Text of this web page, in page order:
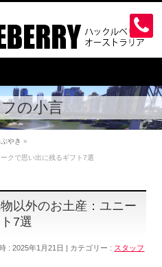
の小言
やき »
クで思い出に残るギフト7選
以外のお土産：ユニー
7選
: 2025年1月21日 カテゴリー : スタッフ